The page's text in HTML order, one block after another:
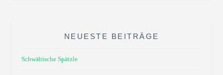
NEUESTE BEITRÄGE
Schwäbische Spätzle